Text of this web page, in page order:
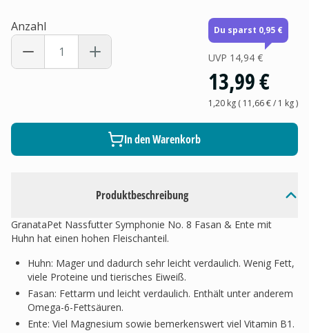
Produktbeschreibung
GranataPet Nassfutter Symphonie No. 8 Fasan & Ente mit
Huhn hat einen hohen Fleischanteil.
Huhn: Mager und dadurch sehr leicht verdaulich. Wenig Fett,
viele Proteine und tierisches Eiweiß.
Fasan: Fettarm und leicht verdaulich. Enthält unter anderem
Omega-6-Fettsäuren.
Ente: Viel Magnesium sowie bemerkenswert viel Vitamin B1.
Anzahl Du sparst 0,95 €
UVP 14,94 €
13,99 €
1,20 kg( 11,66 €/ 1 kg)
In den Warenkorb